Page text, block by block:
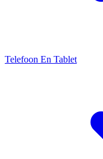
Telefoon En Tablet